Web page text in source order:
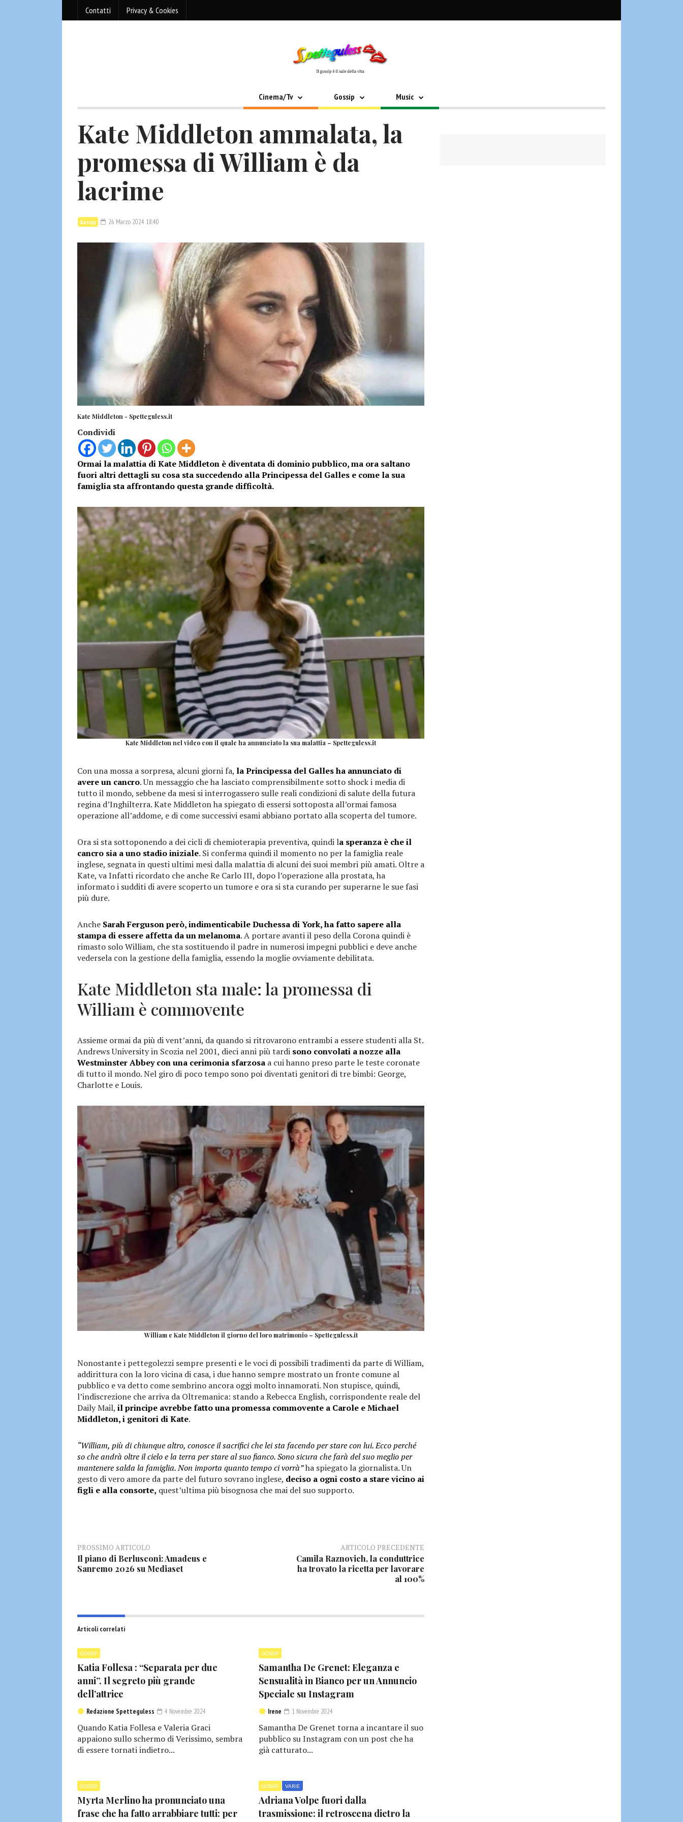
Contatti Privacy & Cookies
Cinema/Tv Gossip Music
Kate Middleton ammalata, la
promessa di William è da
lacrime
Gossip 26 Marzo 2024 18:40
Kate Middleton - Spetteguless.it
Condividi
Ormai la malattia di Kate Middleton è diventata di dominio pubblico, ma ora saltano
fuori altri dettagli su cosa sta succedendo alla Principessa del Galles e come la sua
famiglia sta affrontando questa grande difficoltà.
Kate Middleton nel video con il quale ha annunciato la sua malattia – Spetteguless.it
Con una mossa a sorpresa, alcuni giorni fa, la Principessa del Galles ha annunciato di
avere un cancro. Un messaggio che ha lasciato comprensibilmente sotto shock i media di
tutto il mondo, sebbene da mesi si interrogassero sulle reali condizioni di salute della futura
regina d’Inghilterra. Kate Middleton ha spiegato di essersi sottoposta all’ormai famosa
operazione all’addome, e di come successivi esami abbiano portato alla scoperta del tumore.
Ora si sta sottoponendo a dei cicli di chemioterapia preventiva, quindi la speranza è che il
cancro sia a uno stadio iniziale. Si conferma quindi il momento no per la famiglia reale
inglese, segnata in questi ultimi mesi dalla malattia di alcuni dei suoi membri più amati. Oltre a
Kate, va Infatti ricordato che anche Re Carlo III, dopo l’operazione alla prostata, ha
informato i sudditi di avere scoperto un tumore e ora si sta curando per superarne le sue fasi
più dure.
Anche Sarah Ferguson però, indimenticabile Duchessa di York, ha fatto sapere alla
stampa di essere affetta da un melanoma. A portare avanti il peso della Corona quindi è
rimasto solo William, che sta sostituendo il padre in numerosi impegni pubblici e deve anche
vedersela con la gestione della famiglia, essendo la moglie ovviamente debilitata.
Kate Middleton sta male: la promessa di
William è commovente
Assieme ormai da più di vent’anni, da quando si ritrovarono entrambi a essere studenti alla St.
Andrews University in Scozia nel 2001, dieci anni più tardi sono convolati a nozze alla
Westminster Abbey con una cerimonia sfarzosa a cui hanno preso parte le teste coronate
di tutto il mondo. Nel giro di poco tempo sono poi diventati genitori di tre bimbi: George,
Charlotte e Louis.
William e Kate Middleton il giorno del loro matrimonio – Spetteguless.it
Nonostante i pettegolezzi sempre presenti e le voci di possibili tradimenti da parte di William,
addirittura con la loro vicina di casa, i due hanno sempre mostrato un fronte comune al
pubblico e va detto come sembrino ancora oggi molto innamorati. Non stupisce, quindi,
l’indiscrezione che arriva da Oltremanica: stando a Rebecca English, corrispondente reale del
Daily Mail, il principe avrebbe fatto una promessa commovente a Carole e Michael
Middleton, i genitori di Kate.
“William, più di chiunque altro, conosce il sacrifici che lei sta facendo per stare con lui. Ecco perché
so che andrà oltre il cielo e la terra per stare al suo fianco. Sono sicura che farà del suo meglio per
mantenere salda la famiglia. Non importa quanto tempo ci vorrà”ha spiegato la giornalista. Un
gesto di vero amore da parte del futuro sovrano inglese, deciso a ogni costo a stare vicino ai
figli e alla consorte, quest’ultima più bisognosa che mai del suo supporto.
PROSSIMO ARTICOLO
Il piano di Berlusconi: Amadeus e
Sanremo 2026 su Mediaset
ARTICOLO PRECEDENTE
Camila Raznovich, la conduttrice
ha trovato la ricetta per lavorare
al 100%
Articoli correlati
GOSSIP
Katia Follesa : “Separata per due
anni”. Il segreto più grande
dell’attrice
Redazione Spetteguless 4 Novembre 2024
Quando Katia Follesa e Valeria Graci
appaiono sullo schermo di Verissimo, sembra
di essere tornati indietro...
GOSSIP
Samantha De Grenet: Eleganza e
Sensualità in Bianco per un Annuncio
Speciale su Instagram
Irene 1 Novembre 2024
Samantha De Grenet torna a incantare il suo
pubblico su Instagram con un post che ha
già catturato...
GOSSIP
Myrta Merlino ha pronunciato una
frase che ha fatto arrabbiare tutti: per
GOSSIP VARIE
Adriana Volpe fuori dalla
trasmissione: il retroscena dietro la